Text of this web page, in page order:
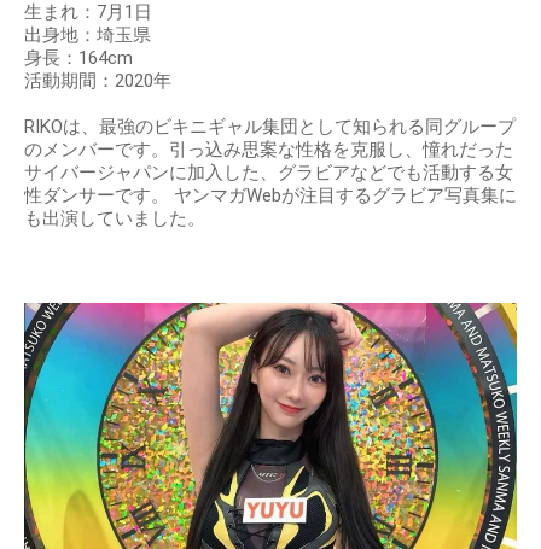
生まれ：7月1日
出身地：埼玉県
身長：164cm
活動期間：2020年
RIKOは、最強のビキニギャル集団として知られる同グループ
のメンバーです。引っ込み思案な性格を克服し、憧れだった
サイバージャパンに加入した、グラビアなどでも活動する女
性ダンサーです。 ヤンマガWebが注目するグラビア写真集に
も出演していました。